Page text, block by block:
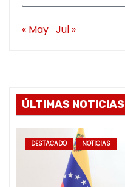
« May Jul »
ÚLTIMAS NOTICIAS
DESTACADO NOTICIAS